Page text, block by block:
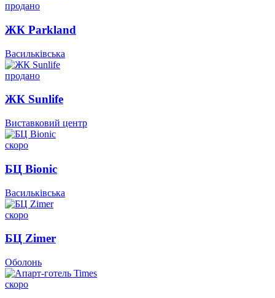
продано
ЖК Parkland
Васильківська
продано
ЖК Sunlife
Виставковий центр
скоро
БЦ Bionic
Васильківська
скоро
БЦ Zimer
Оболонь
скоро